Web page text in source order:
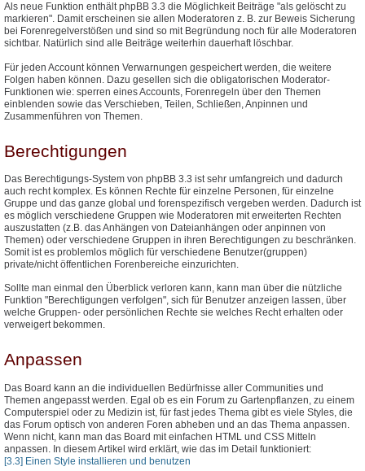
Als neue Funktion enthält phpBB 3.3 die Möglichkeit Beiträge "als gelöscht zu
markieren". Damit erscheinen sie allen Moderatoren z. B. zur Beweis Sicherung
bei Forenregelverstößen und sind so mit Begründung noch für alle Moderatoren
sichtbar. Natürlich sind alle Beiträge weiterhin dauerhaft löschbar.
Für jeden Account können Verwarnungen gespeichert werden, die weitere
Folgen haben können. Dazu gesellen sich die obligatorischen Moderator-
Funktionen wie: sperren eines Accounts, Forenregeln über den Themen
einblenden sowie das Verschieben, Teilen, Schließen, Anpinnen und
Zusammenführen von Themen.
Berechtigungen
Das Berechtigungs-System von phpBB 3.3 ist sehr umfangreich und dadurch
auch recht komplex. Es können Rechte für einzelne Personen, für einzelne
Gruppe und das ganze global und forenspezifisch vergeben werden. Dadurch ist
es möglich verschiedene Gruppen wie Moderatoren mit erweiterten Rechten
auszustatten (z.B. das Anhängen von Dateianhängen oder anpinnen von
Themen) oder verschiedene Gruppen in ihren Berechtigungen zu beschränken.
Somit ist es problemlos möglich für verschiedene Benutzer(gruppen)
private/nicht öffentlichen Forenbereiche einzurichten.
Sollte man einmal den Überblick verloren kann, kann man über die nützliche
Funktion "Berechtigungen verfolgen", sich für Benutzer anzeigen lassen, über
welche Gruppen- oder persönlichen Rechte sie welches Recht erhalten oder
verweigert bekommen.
Anpassen
Das Board kann an die individuellen Bedürfnisse aller Communities und
Themen angepasst werden. Egal ob es ein Forum zu Gartenpflanzen, zu einem
Computerspiel oder zu Medizin ist, für fast jedes Thema gibt es viele Styles, die
das Forum optisch von anderen Foren abheben und an das Thema anpassen.
Wenn nicht, kann man das Board mit einfachen HTML und CSS Mitteln
anpassen. In diesem Artikel wird erklärt, wie das im Detail funktioniert:
[3.3] Einen Style installieren und benutzen